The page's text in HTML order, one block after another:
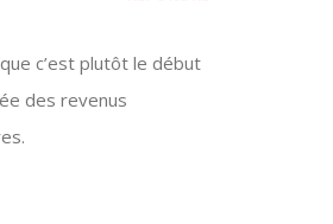
c’est plutôt le début
des revenus